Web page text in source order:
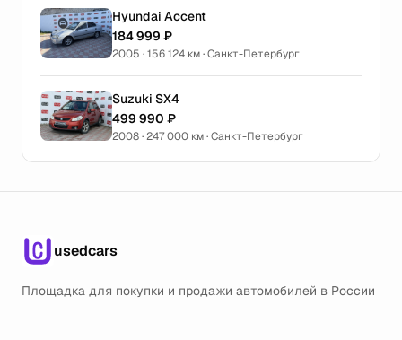
Hyundai Accent
184 999 ₽
2005 · 156 124 км · Санкт-Петербург
Suzuki SX4
499 990 ₽
2008 · 247 000 км · Санкт-Петербург
usedcars
Площадка для покупки и продажи автомобилей в России